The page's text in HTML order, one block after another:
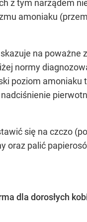
z tym narządem
amoniaku
na poważne
normy
poziom amoniaku
się na czczo
oraz palić
dla dorosłych